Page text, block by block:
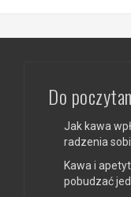
Do
Jak kawa
radzenia
Kawa i
pobudzać